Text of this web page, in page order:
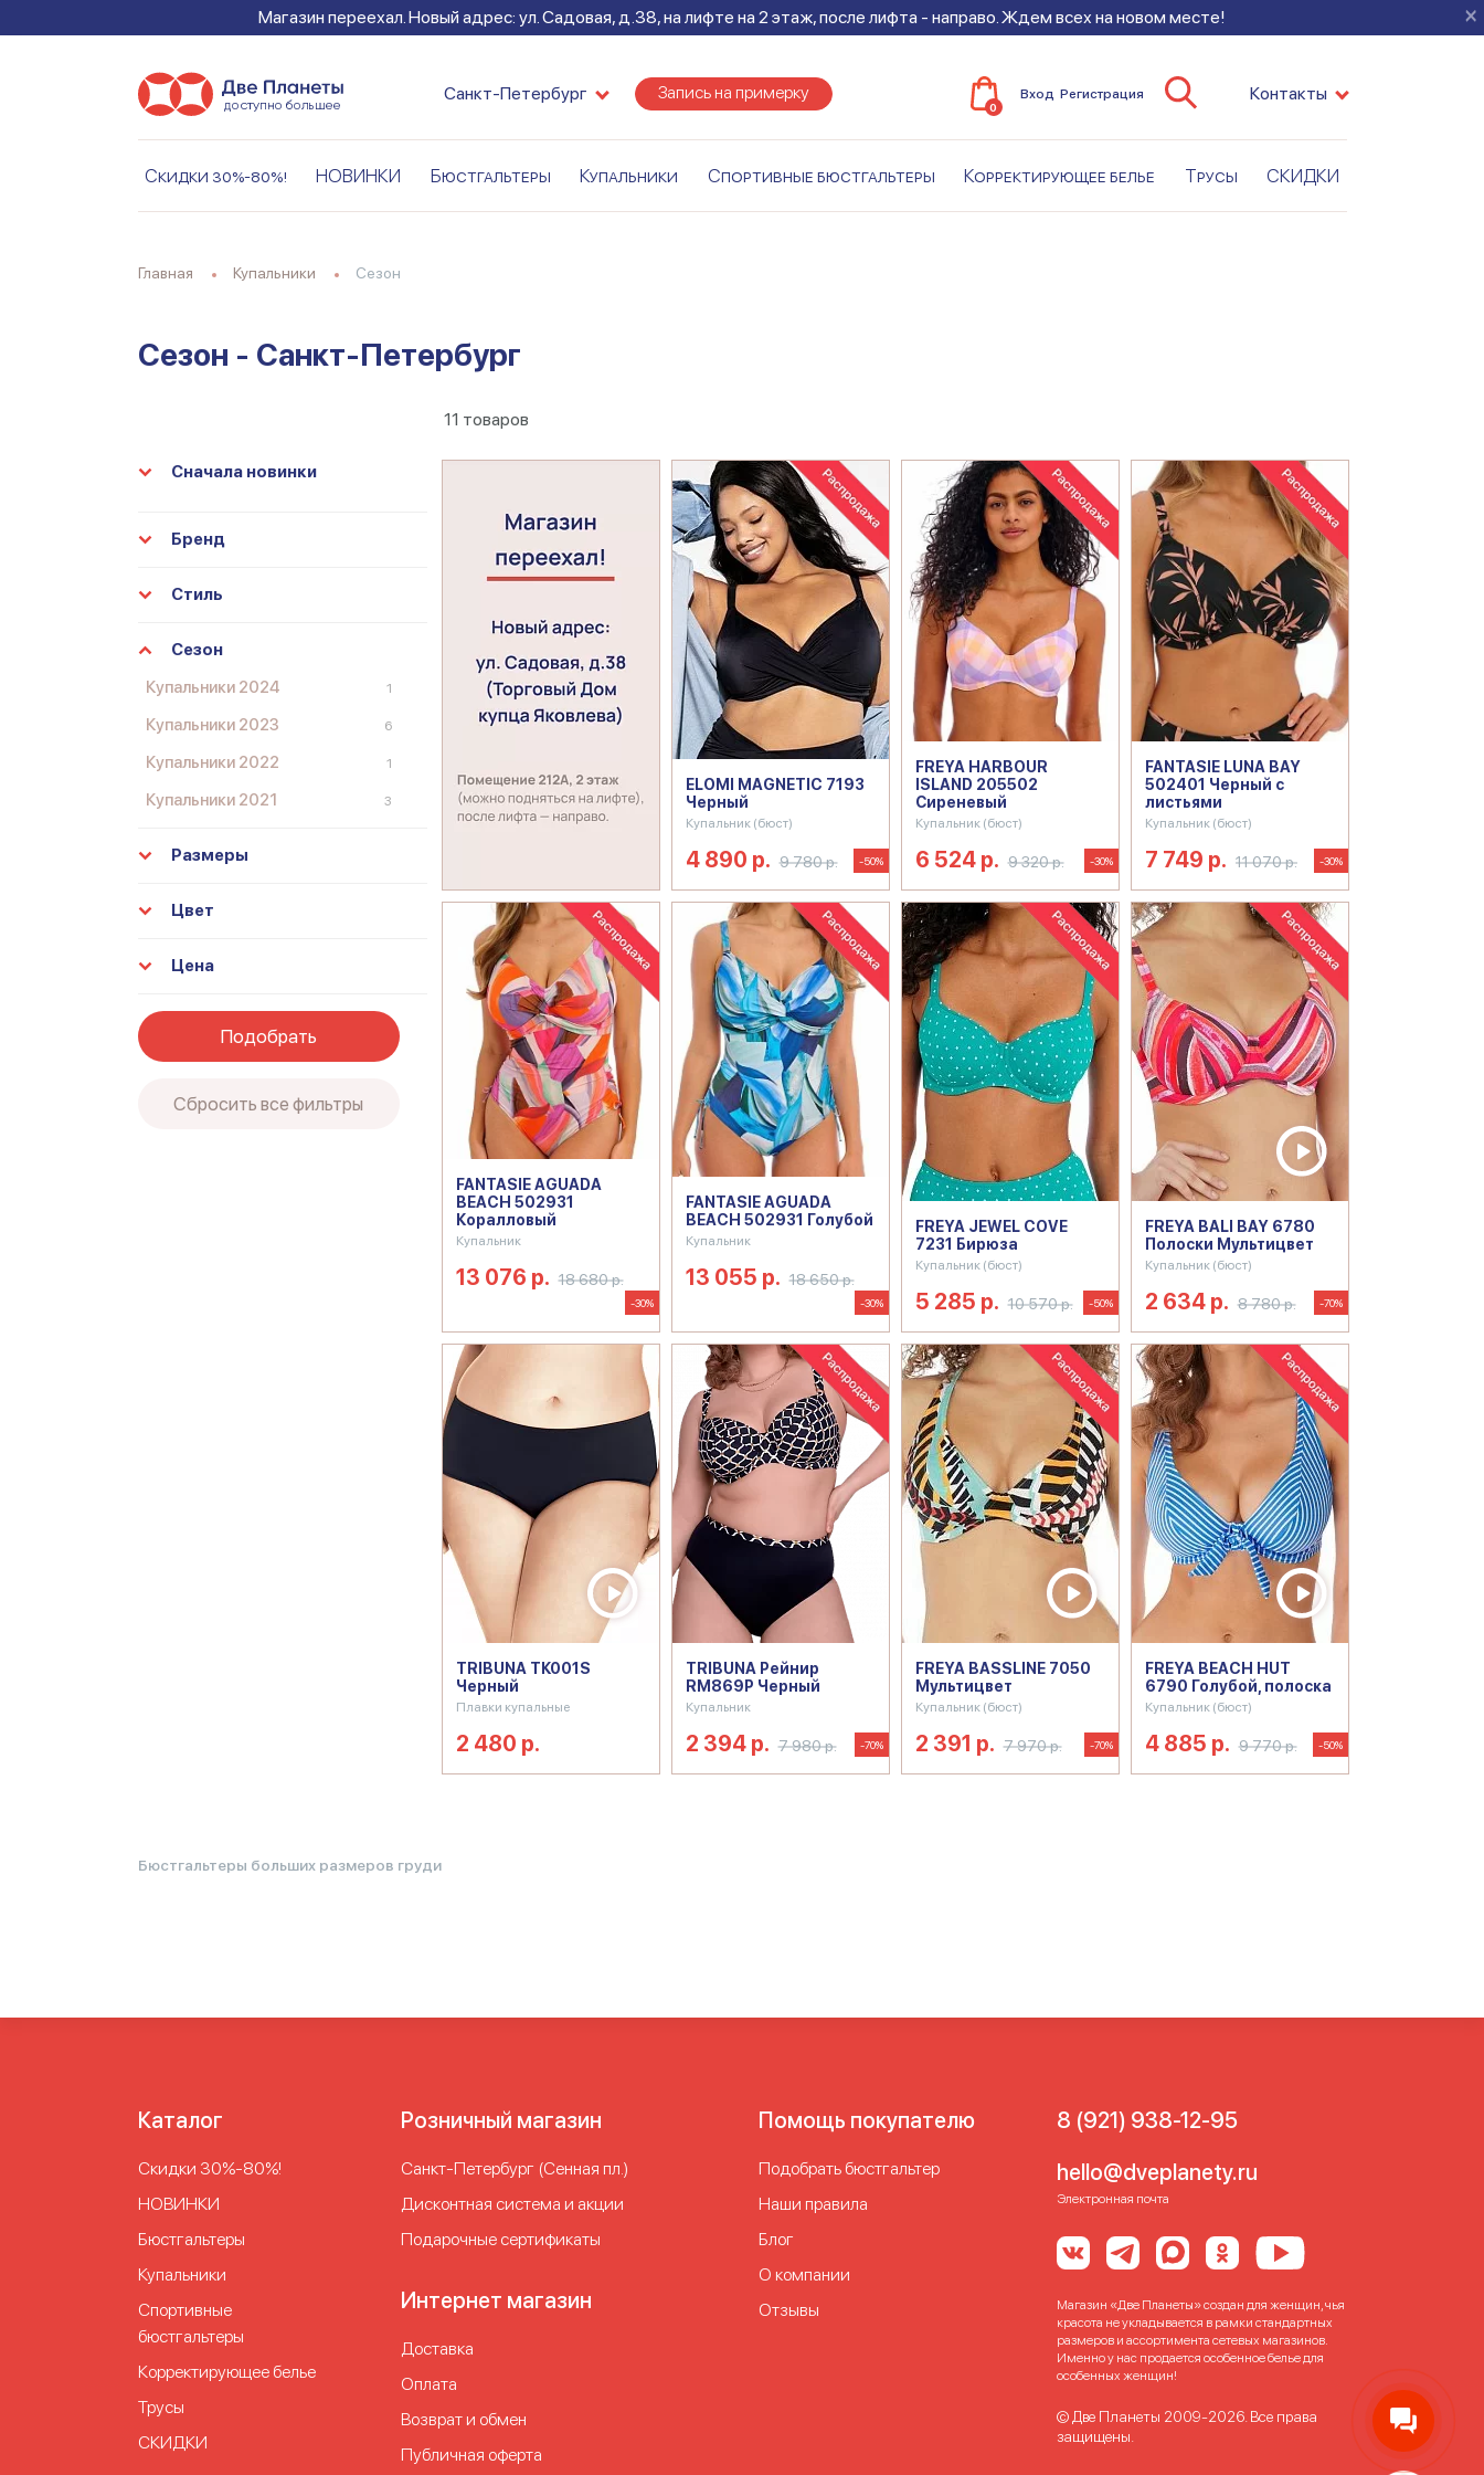
×
Магазин переехал. Новый адрес: ул. Садовая, д.38, на лифте на 2 этаж, после лифта - направо. Ждем всех на новом месте!
Санкт-Петербург Запись на примерку
0
Вход Регистрация Контакты
Скидки 30%-80%! НОВИНКИ Бюстгальтеры Купальники Спортивные бюстгальтеры Корректирующее белье Трусы СКИДКИ
Главная Купальники Сезон
Сезон - Санкт-Петербург
Сначала новинки
Бренд
Стиль
Сезон
Купальники 2024
1
Купальники 2023 6
Купальники 2022 1
Купальники 2021 3
Размеры
Цвет
Цена
Подобрать
Сбросить все фильтры
11 товаров
ELOMI MAGNETIC 7193
Черный
Купальник (бюст)
4 890 р. 9 780 р. -50%
FREYA HARBOUR
ISLAND 205502
Сиреневый
Купальник (бюст)
6 524 р. 9 320 р. -30%
FANTASIE LUNA BAY
502401 Черный с
листьями
Купальник (бюст)
7 749 р. 11 070 р. -30%
FANTASIE AGUADA
BEACH 502931
Коралловый
Купальник
13 076 р. 18 680 р.
-30%
FANTASIE AGUADA
BEACH 502931 Голубой
Купальник
13 055 р. 18 650 р.
-30%
FREYA JEWEL COVE
7231 Бирюза
Купальник (бюст)
5 285 р. 10 570 р. -50%
FREYA BALI BAY 6780
Полоски Мультицвет
Купальник (бюст)
2 634 р. 8 780 р. -70%
TRIBUNA ТК001S
Черный
Плавки купальные
2 480 р.
TRIBUNA Рейнир
RM869P Черный
Купальник
2 394 р. 7 980 р. -70%
FREYA BASSLINE 7050
Мультицвет
Купальник (бюст)
2 391 р. 7 970 р. -70%
FREYA BEACH HUT
6790 Голубой, полоска
Купальник (бюст)
4 885 р. 9 770 р. -50%
Бюстгальтеры больших размеров груди
Каталог
Скидки 30%-80%!
НОВИНКИ
Бюстгальтеры
Купальники
Спортивные
бюстгальтеры
Корректирующее белье
Трусы
СКИДКИ
Розничный магазин
Cанкт-Петербург (Сенная пл.)
Дисконтная система и акции
Подарочные сертификаты
Интернет магазин
Доставка
Оплата
Возврат и обмен
Публичная оферта
Помощь покупателю
Подобрать бюстгальтер
Наши правила
Блог
О компании
Отзывы
8 (921) 938-12-95
hello@dveplanety.ru
Электронная почта
Магазин «Две Планеты» создан для женщин, чья
красота не укладывается в рамки стандартных
размеров и ассортимента сетевых магазинов.
Именно у нас продается особенное белье для
особенных женщин!
© Две Планеты 2009-2026. Все права
защищены.